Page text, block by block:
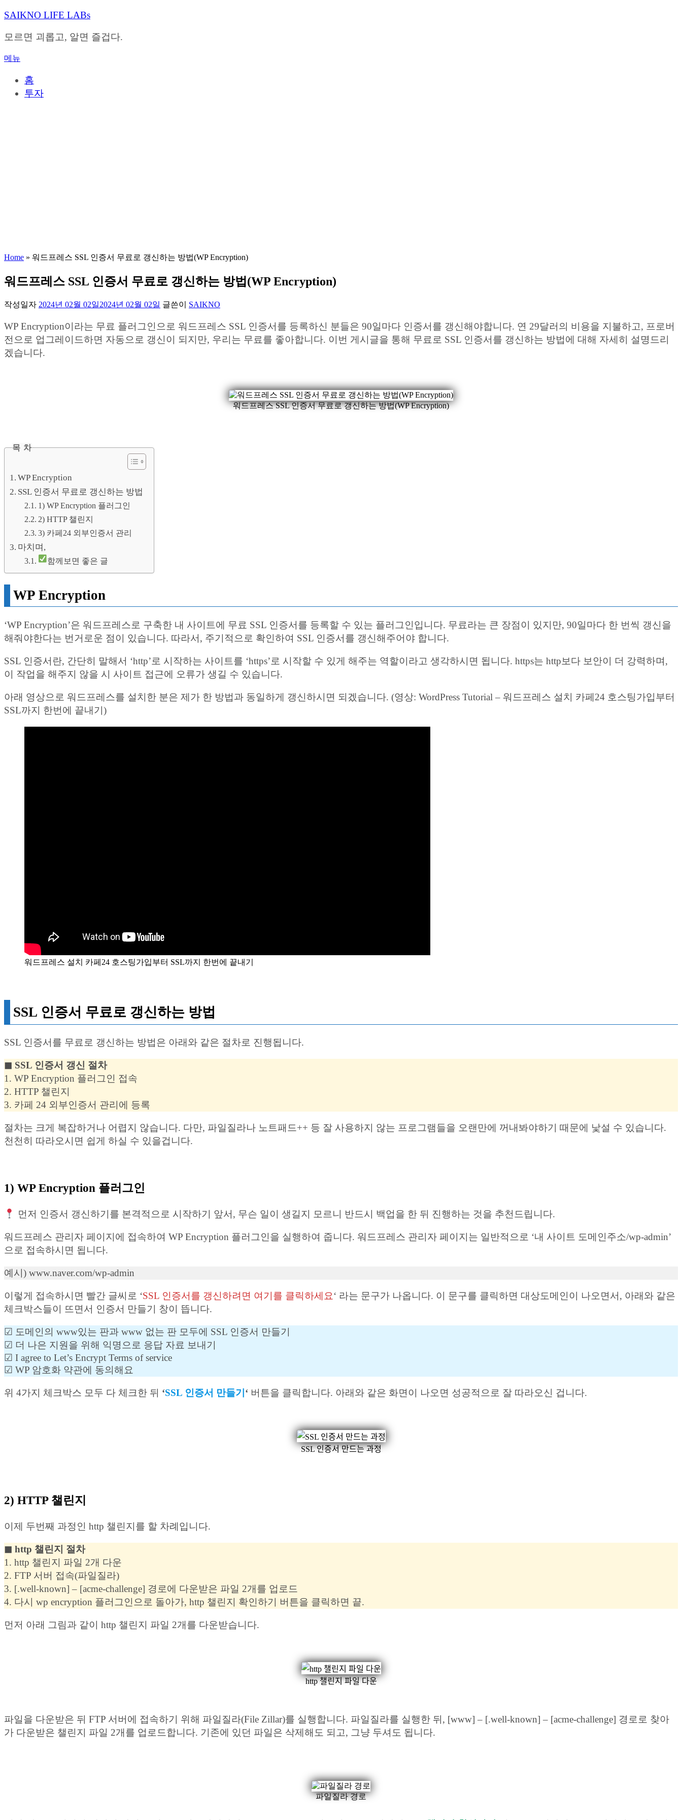
내
으
바
SAIKNO LIFE LABs
모르면 괴롭고, 알면 즐겁다.
메뉴
홈
투자
Home » 워드프레스 SSL 인증서 무료로 갱신하는 방법(WP Encryption)
워드프레스 SSL 인증서 무료로 갱신하는 방법(WP Encryption)
작성일자 2024년 02월 02일2024년 02월 02일 글쓴이 SAIKNO
WP Encryption이라는 무료 플러그인으로 워드프레스 SSL 인증서를 등록하신 분들은 90일마다 인증서를 갱신해야합니다. 연 29달러의 비용을 지불하고, 프로버
전으로 업그레이드하면 자동으로 갱신이 되지만, 우리는 무료를 좋아합니다. 이번 게시글을 통해 무료로 SSL 인증서를 갱신하는 방법에 대해 자세히 설명드리
겠습니다.
워드프레스 SSL 인증서 무료로 갱신하는 방법(WP Encryption)
목 차
WP Encryption
SSL 인증서 무료로 갱신하는 방법
1) WP Encryption 플러그인
2) HTTP 챌린지
3) 카페24 외부인증서 관리
마치며,
함께보면 좋은 글
WP Encryption
‘WP Encryption’은 워드프레스로 구축한 내 사이트에 무료 SSL 인증서를 등록할 수 있는 플러그인입니다. 무료라는 큰 장점이 있지만, 90일마다 한 번씩 갱신을
해줘야한다는 번거로운 점이 있습니다. 따라서, 주기적으로 확인하여 SSL 인증서를 갱신해주어야 합니다.
SSL 인증서란, 간단히 말해서 ‘http’로 시작하는 사이트를 ‘https’로 시작할 수 있게 해주는 역할이라고 생각하시면 됩니다. https는 http보다 보안이 더 강력하며,
이 작업을 해주지 않을 시 사이트 접근에 오류가 생길 수 있습니다.
아래 영상으로 워드프레스를 설치한 분은 제가 한 방법과 동일하게 갱신하시면 되겠습니다. (영상: WordPress Tutorial – 워드프레스 설치 카페24 호스팅가입부터
SSL까지 한번에 끝내기)
워드프레스 설치 카페24 호스팅가입부터 SSL까지 한번에 끝내기
SSL 인증서 무료로 갱신하는 방법
SSL 인증서를 무료로 갱신하는 방법은 아래와 같은 절차로 진행됩니다.
◼︎ SSL 인증서 갱신 절차
1. WP Encryption 플러그인 접속
2. HTTP 챌린지
3. 카페 24 외부인증서 관리에 등록
절차는 크게 복잡하거나 어렵지 않습니다. 다만, 파일질라나 노트패드++ 등 잘 사용하지 않는 프로그램들을 오랜만에 꺼내봐야하기 때문에 낯설 수 있습니다.
천천히 따라오시면 쉽게 하실 수 있을겁니다.
1) WP Encryption 플러그인
먼저 인증서 갱신하기를 본격적으로 시작하기 앞서, 무슨 일이 생길지 모르니 반드시 백업을 한 뒤 진행하는 것을 추천드립니다.
워드프레스 관리자 페이지에 접속하여 WP Encryption 플러그인을 실행하여 줍니다. 워드프레스 관리자 페이지는 일반적으로 ‘내 사이트 도메인주소/wp-admin’
으로 접속하시면 됩니다.
예시) www.naver.com/wp-admin
이렇게 접속하시면 빨간 글씨로 ‘SSL 인증서를 갱신하려면 여기를 클릭하세요‘ 라는 문구가 나옵니다. 이 문구를 클릭하면 대상도메인이 나오면서, 아래와 같은
체크박스들이 뜨면서 인증서 만들기 창이 뜹니다.
☑︎ 도메인의 www있는 판과 www 없는 판 모두에 SSL 인증서 만들기
☑︎ 더 나은 지원을 위해 익명으로 응답 자료 보내기
☑︎ I agree to Let’s Encrypt Terms of service
☑︎ WP 암호화 약관에 동의해요
위 4가지 체크박스 모두 다 체크한 뒤 ‘SSL 인증서 만들기 ‘ 버튼을 클릭합니다. 아래와 같은 화면이 나오면 성공적으로 잘 따라오신 겁니다.
SSL 인증서 만드는 과정
2) HTTP 챌린지
이제 두번째 과정인 http 챌린지를 할 차례입니다.
◼︎ http 챌린지 절차
1. http 챌린지 파일 2개 다운
2. FTP 서버 접속(파일질라)
3. [.well-known] – [acme-challenge] 경로에 다운받은 파일 2개를 업로드
4. 다시 wp encryption 플러그인으로 돌아가, http 챌린지 확인하기 버튼을 클릭하면 끝.
먼저 아래 그림과 같이 http 챌린지 파일 2개를 다운받습니다.
http 챌린지 파일 다운
파일을 다운받은 뒤 FTP 서버에 접속하기 위해 파일질라(File Zillar)를 실행합니다. 파일질라를 실행한 뒤, [www] – [.well-known] – [acme-challenge] 경로로 찾아
가 다운받은 챌린지 파일 2개를 업로드합니다. 기존에 있던 파일은 삭제해도 되고, 그냥 두셔도 됩니다.
파일질라 경로